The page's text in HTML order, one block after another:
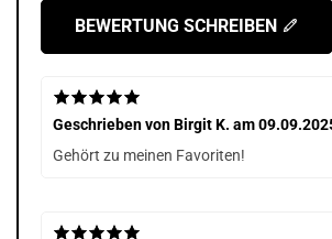
BEWERTUNG SCHREIBEN
Geschrieben vonBirgit K. am
Gehört zu meinen Favoriten!